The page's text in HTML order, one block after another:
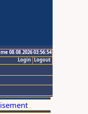
08.08.2026 03:56:54
Logout
Login